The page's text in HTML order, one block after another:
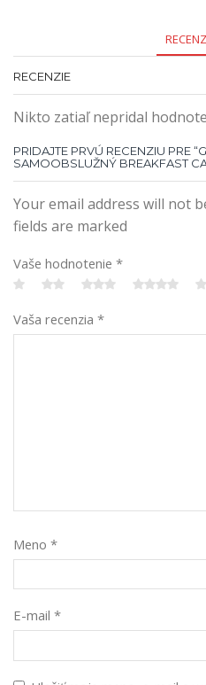
RECENZIE
Nikto zatiaľ nepridal
PRIDAJTE PRVÚ RECENZIU PRE
SAMOOBSLUŽNÝ BREAKFAST
Your email address will not
fields are marked
Vaše hodnotenie *
Vaša recenzia *
Meno *
E-mail *